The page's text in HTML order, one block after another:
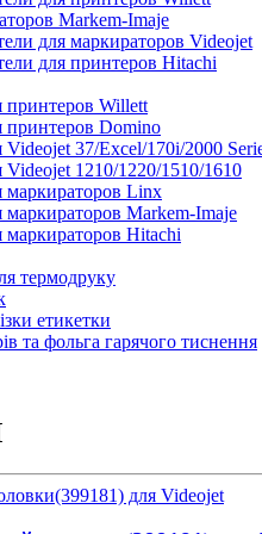
S200 Plus для
Markem-Imaje
для маркираторов Videojet
для принтеров Hitachi
Willett
Domino
37/Excel/170i/2000
1210/1220/1510/1610
Linx
Markem-Imaje
Hitachi
термодруку
етикетки
та фольга гарячого тиснення